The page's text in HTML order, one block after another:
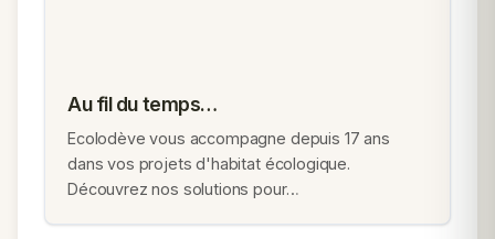
Au fil du temps…
Ecolodève vous accompagne depuis 17 ans
dans vos projets d'habitat écologique.
Découvrez nos solutions pour…